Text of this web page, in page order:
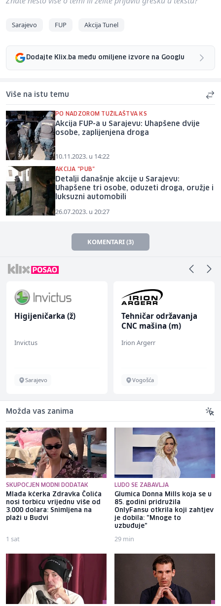
Sarajevo FUP Akcija Tunel
Dodajte Klix.ba među omiljene izvore na Googlu
Više na istu temu
PO NADZOROM TUŽILAŠTVA KS
Akcija FUP-a u Sarajevu: Uhapšene dvije
osobe, zaplijenjena droga
10.11.2023. u 14:22
AKCIJA "PUB"
Detalji današnje akcije u Sarajevu:
Uhapšene tri osobe, oduzeti droga, oružje i
luksuzni automobili
26.07.2023. u 20:27
KOMENTARI (3)
Higijeničarka (ž)
Invictus
Sarajevo
Tehničar održavanja
CNC mašina (m)
Irion Argerr
Vogošća
Možda vas zanima
SKUPOCJEN MODNI DODATAK
Mlađa kćerka Zdravka Čolića
nosi torbicu vrijednu više od
3.000 dolara: Snimljena na
plaži u Budvi
1 sat
LUDO SE ZABAVLJA
Glumica Donna Mills koja se u
85. godini pridružila
OnlyFansu otkrila koji zahtjev
je dobila: "Mnoge to
uzbuđuje"
29 min